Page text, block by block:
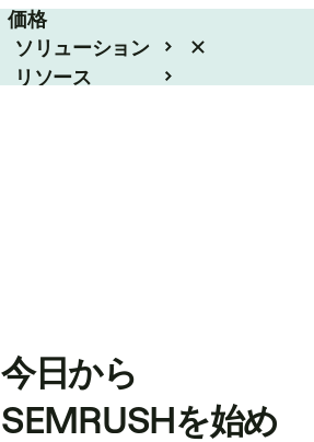
価格
ソリューション
リソース
今日から
SEMRUSHを始め